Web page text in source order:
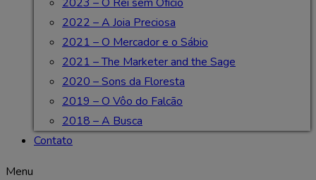
2022 – A Joia Preciosa
2021 – O Mercador e o Sábio
2021 – The Marketer and the Sage
2020 – Sons da Floresta
2019 – O Vôo do Falcão
2018 – A Busca
Contato
Menu